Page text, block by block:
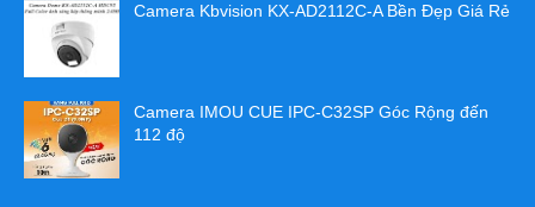
Camera Kbvision KX-AD2112C-A Bền Đẹp Giá Rẻ
Camera IMOU CUE IPC-C32SP Góc Rộng đến
112 độ